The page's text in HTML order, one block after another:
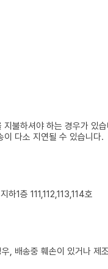
불하셔야 하는 경우가 있
이 다소 지연될 수 있습니다.
1층 111,112,113,114호
, 배송중 훼손이 있거나 제